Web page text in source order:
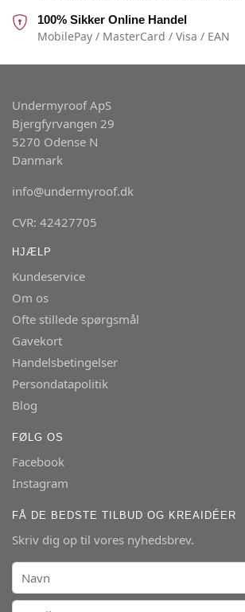
100% Sikker Online Handel
MobilePay / MasterCard / Visa / EAN
Undermyroof ApS
Bjergfyrvangen 29
5270 Odense N
Danmark
info@undermyroof.dk
CVR: 42427705
HJÆLP
Kundeservice
Om os
Ofte stillede spørgsmål
Gavekort
Handelsbetingelser
Persondatapolitik
Blog
FØLG OS
Facebook
Instagram
FÅ DE BEDSTE TILBUD OG KREAIDÉER
Skriv dig op til vores nyhedsbrev.